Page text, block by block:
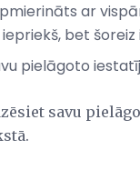
ar
bet
pielāgoto
savu